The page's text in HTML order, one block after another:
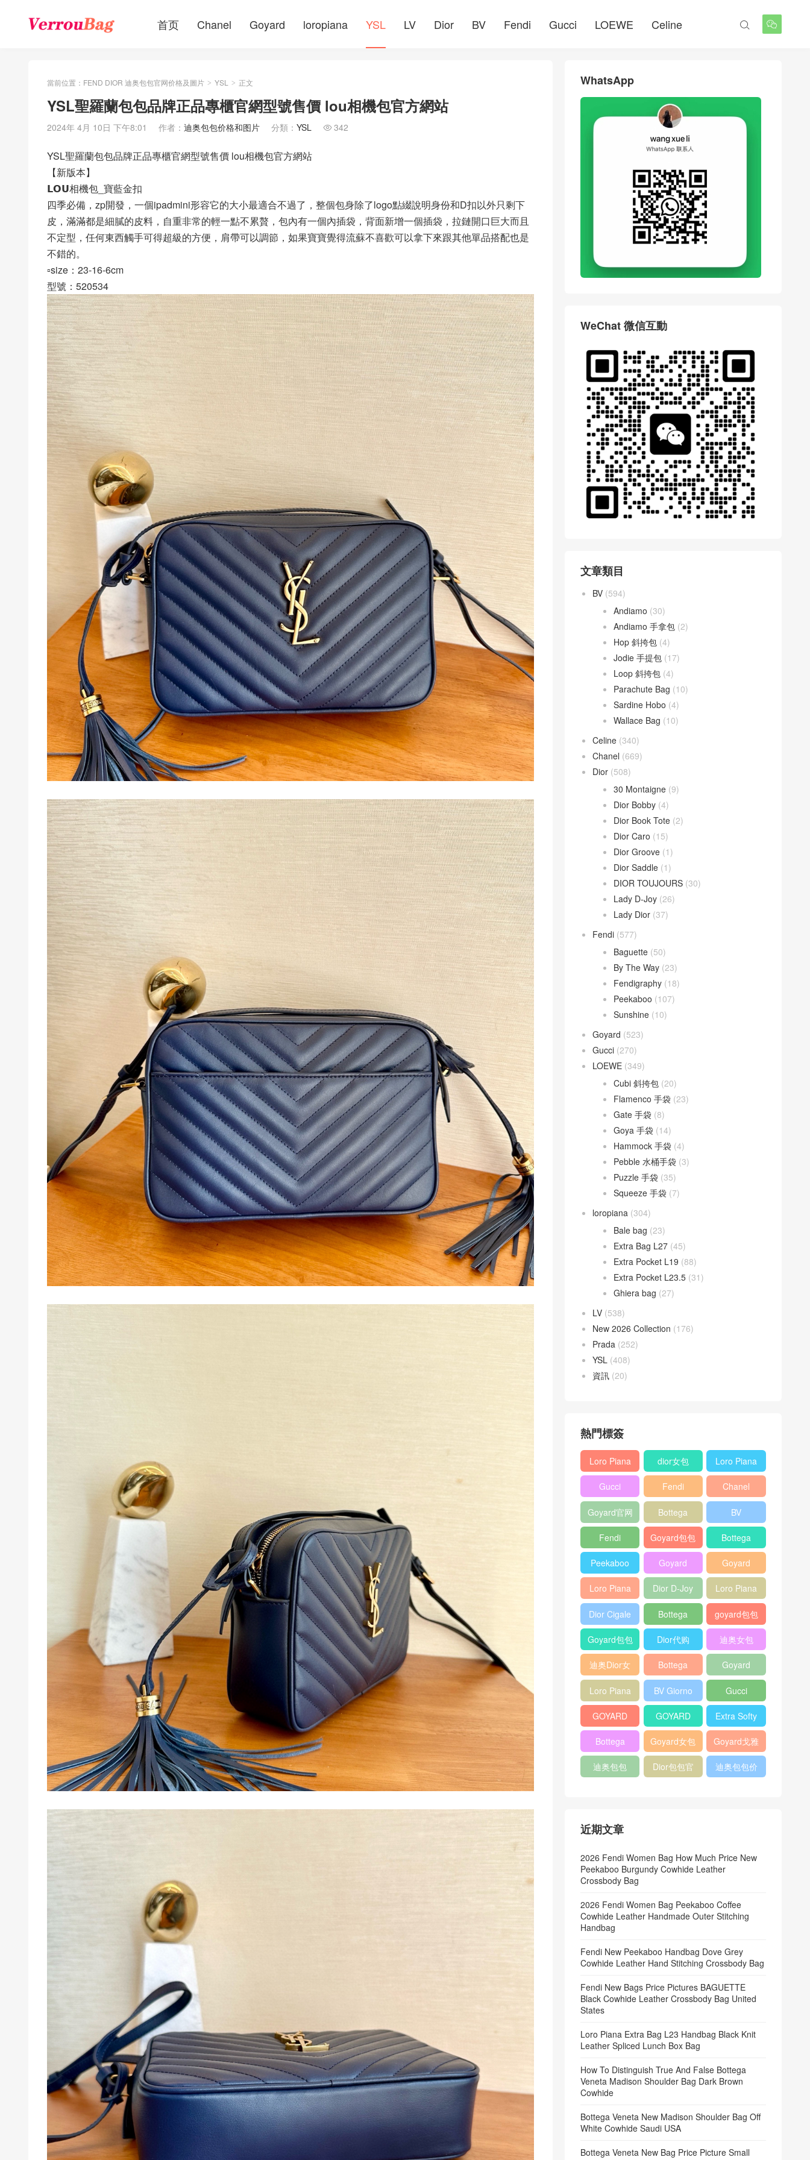
首页 Chanel Goyard loropiana YSL LV Dior BV Fendi Gucci LOEWE Celine 

當前位置： FEND DIOR 迪奥包包官网价格及圖片 > YSL > 正文
YSL聖羅蘭包包品牌正品專櫃官網型號售價 lou相機包官方網站
2024年 4月 10日 下午8:01 作者： 迪奥包包价格和图片 分類： YSL  342
YSL聖羅蘭包包品牌正品專櫃官網型號售價 lou相機包官方網站
【新版本】
️𝗟𝗢𝗨相機包_寶藍金扣
四季必備，zp開發，一個ipadmini形容它的大小最適合不過了，整個包身除了logo點綴說明身份和D扣以外只剩下
皮，滿滿都是細膩的皮料，自重非常的輕一點不累贅，包內有一個內插袋，背面新增一個插袋，拉鏈開口巨大而且
不定型，任何東西觸手可得超級的方便，肩帶可以調節，如果寶寶覺得流蘇不喜歡可以拿下來跟其他單品搭配也是
不錯的。
▫️size：23-16-6cm
型號：520534
WhatsApp
WeChat 微信互動
文章類目
BV (594)
Andiamo (30)
Andiamo 手拿包 (2)
Hop 斜挎包 (4)
Jodie 手提包 (17)
Loop 斜挎包 (4)
Parachute Bag (10)
Sardine Hobo (4)
Wallace Bag (10)
Celine (340)
Chanel (669)
Dior (508)
30 Montaigne (9)
Dior Bobby (4)
Dior Book Tote (2)
Dior Caro (15)
Dior Groove (1)
Dior Saddle (1)
DIOR TOUJOURS (30)
Lady D-Joy (26)
Lady Dior (37)
Fendi (577)
Baguette (50)
By The Way (23)
Fendigraphy (18)
Peekaboo (107)
Sunshine (10)
Goyard (523)
Gucci (270)
LOEWE (349)
Cubi 斜挎包 (20)
Flamenco 手袋 (23)
Gate 手袋 (8)
Goya 手袋 (14)
Hammock 手袋 (4)
Pebble 水桶手袋 (3)
Puzzle 手袋 (35)
Squeeze 手袋 (7)
loropiana (304)
Bale bag (23)
Extra Bag L27 (45)
Extra Pocket L19 (88)
Extra Pocket L23.5 (31)
Ghiera bag (27)
LV (538)
New 2026 Collection (176)
Prada (252)
YSL (408)
資訊 (20)
熱門標簽
Loro Piana
L19
Shoulder
Bag
dior女包
Loro Piana
L19
Crossbody
Bag
Gucci
Horsebit
1955 bag
Fendi
Baguette
bag
Chanel
25bag
Goyard官网
Bottega
veneta包包
BV
Pinacoteca
tote bag
Fendi
Peekaboo
bag
Goyard包包
多少钱
Bottega
veneta女包
Peekaboo
ISeeU中號
手提包
Goyard
Crossbody
Bag
Goyard
Shoulder
Bag
Loro Piana
L19 Clutch
Bag
Dior D-Joy
mini bag
Loro Piana
Extra
Pocket L19
Dior Cigale
Handbag
Bottega
Veneta
Andiamo
shoulder
bag
goyard包包
官方旗艦店
Goyard包包
价格
Dior代购 迪奥女包
迪奥Dior女
包
Bottega
veneta官网
Goyard
Notebook
Cover
Loro Piana
Bucket Bag
BV Giorno
clutch bag
Gucci
horsebit
bag
GOYARD
Pet Tote
Bag
GOYARD
Bifold Wallet
Extra Softy
Bag L33
Bottega
Veneta
Woven Tote
Goyard女包 Goyard戈雅
迪奥包包
Dior包包官
迪奥包包价
近期文章
2026 Fendi Women Bag How Much Price New
Peekaboo Burgundy Cowhide Leather
Crossbody Bag
2026 Fendi Women Bag Peekaboo Coffee
Cowhide Leather Handmade Outer Stitching
Handbag
Fendi New Peekaboo Handbag Dove Grey
Cowhide Leather Hand Stitching Crossbody Bag
Fendi New Bags Price Pictures BAGUETTE
Black Cowhide Leather Crossbody Bag United
States
Loro Piana Extra Bag L23 Handbag Black Knit
Leather Spliced Lunch Box Bag
How To Distinguish True And False Bottega
Veneta Madison Shoulder Bag Dark Brown
Cowhide
Bottega Veneta New Madison Shoulder Bag Off
White Cowhide Saudi USA
Bottega Veneta New Bag Price Picture Small